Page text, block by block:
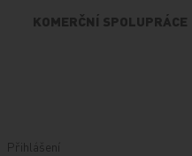
KOMERČNÍ SPOLUPRÁCE
Přihlášení